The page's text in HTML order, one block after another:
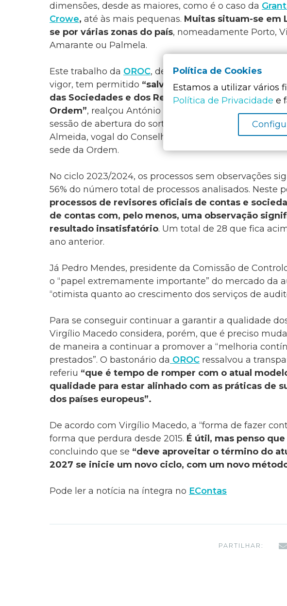
dimensões, desde as maiores, como é o caso da
Crowe, até às mais pequenas. Muitas situam-se em
se por várias zonas do país, nomeadamente Porto,
Amarante ou Palmela.
Este trabalho da OROC, de verificação da aplicação
vigor, tem permitido “salvaguardar a qualidade e
das Sociedades e dos Revisores Oficiais de Contas
Ordem”, realçou António Martins, vice-presidente do
sessão de abertura do sorteio público que contou
Almeida, vogal do Conselho de administração da
sede da Ordem.
No ciclo 2023/2024, os processos sem observações
56% do número total de processos analisados. Neste
processos de revisores oficiais de contas e
de contas com, pelo menos, uma observação
resultado insatisfatório. Um total de 28 que fica
ano anterior.
Já Pedro Mendes, presidente da Comissão de
o “papel extremamente importante” do mercado da
“otimista quanto ao crescimento dos serviços de
Para se conseguir continuar a garantir a qualidade
Virgílio Macedo considera, porém, que é preciso
de maneira a continuar a promover a “melhoria
prestados”. O bastonário da OROC ressalvou a
referiu “que é tempo de romper com o atual
qualidade para estar alinhado com as práticas de
dos países europeus”.
De acordo com Virgílio Macedo, a “forma de fazer
forma que perdura desde 2015. É útil, mas penso
concluindo que se “deve aproveitar o término do
2027 se inicie um novo ciclo, com um novo
Pode ler a notícia na íntegra no EContas
PARTILHAR:
Política de Cookies
Estamos a utilizar vários
Política de Privacidade e